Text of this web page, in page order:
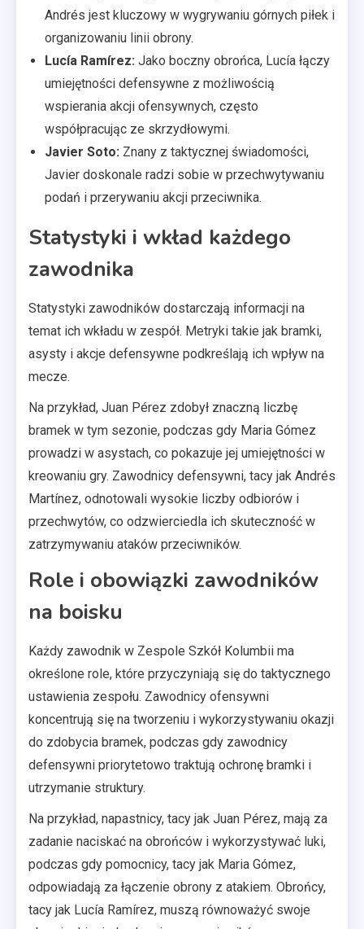
Andrés jest kluczowy w wygrywaniu górnych piłek i
organizowaniu linii obrony.
Lucía Ramírez: Jako boczny obrońca, Lucía łączy
umiejętności defensywne z możliwością
wspierania akcji ofensywnych, często
współpracując ze skrzydłowymi.
Javier Soto: Znany z taktycznej świadomości,
Javier doskonale radzi sobie w przechwytywaniu
podań i przerywaniu akcji przeciwnika.
Statystyki i wkład każdego
zawodnika
Statystyki zawodników dostarczają informacji na
temat ich wkładu w zespół. Metryki takie jak bramki,
asysty i akcje defensywne podkreślają ich wpływ na
mecze.
Na przykład, Juan Pérez zdobył znaczną liczbę
bramek w tym sezonie, podczas gdy Maria Gómez
prowadzi w asystach, co pokazuje jej umiejętności w
kreowaniu gry. Zawodnicy defensywni, tacy jak Andrés
Martínez, odnotowali wysokie liczby odbiorów i
przechwytów, co odzwierciedla ich skuteczność w
zatrzymywaniu ataków przeciwników.
Role i obowiązki zawodników
na boisku
Każdy zawodnik w Zespole Szkół Kolumbii ma
określone role, które przyczyniają się do taktycznego
ustawienia zespołu. Zawodnicy ofensywni
koncentrują się na tworzeniu i wykorzystywaniu okazji
do zdobycia bramek, podczas gdy zawodnicy
defensywni priorytetowo traktują ochronę bramki i
utrzymanie struktury.
Na przykład, napastnicy, tacy jak Juan Pérez, mają za
zadanie naciskać na obrońców i wykorzystywać luki,
podczas gdy pomocnicy, tacy jak Maria Gómez,
odpowiadają za łączenie obrony z atakiem. Obrońcy,
tacy jak Lucía Ramírez, muszą równoważyć swoje